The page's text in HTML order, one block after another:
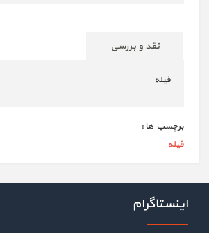
نقد و بررسی
فیله
برچسب ها :
فیله
اینستاگرام